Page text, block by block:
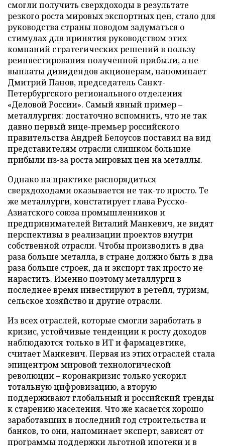
смогли получить сверхдоходы в результате
резкого роста мировых экспортных цен, стало для
руководства страны поводом задуматься о
стимулах для принятия руководством этих
компаний стратегических решений в пользу
реинвестирования полученной прибыли, а не
выплаты дивидендов акционерам, напоминает
Дмитрий Панов, председатель Санкт-
Петербургского регионального отделения
«Деловой России». Самый явный пример –
металлургия: достаточно вспомнить, что не так
давно первый вице-премьер российского
правительства Андрей Белоусов поставил на вид
представителям отрасли слишком большие
прибыли из-за роста мировых цен на металлы.
Однако на практике распорядиться
сверхдоходами оказывается не так-то просто. Те
же металлурги, констатирует глава Русско-
Азиатского союза промышленников и
предпринимателей Виталий Манкевич, не видят
перспективы в реализации проектов внутри
собственной отрасли. Чтобы производить в два
раза больше металла, в стране должно быть в два
раза больше строек, да и экспорт так просто не
нарастить. Именно поэтому металлурги в
последнее время инвестируют в ретейл, туризм,
сельское хозяйство и другие отрасли.
Из всех отраслей, которые смогли заработать в
кризис, устойчивые тенденции к росту доходов
наблюдаются только в ИТ и фармацевтике,
считает Манкевич. Первая из этих отраслей стала
эпицентром мировой технологической
революции – коронакризис только ускорил
тотальную цифровизацию, а вторую
поддерживают глобальный и российский тренды
к старению населения. Что же касается хорошо
заработавших в последний год строительства и
банков, то они, напоминает эксперт, зависят от
программы поддержки льготной ипотеки и в